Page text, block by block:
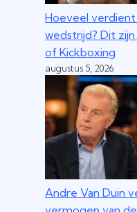
Hoeveel
wedstrijd? Dit
of Kickboxing
augustus 5, 2026
Andre Van Duin